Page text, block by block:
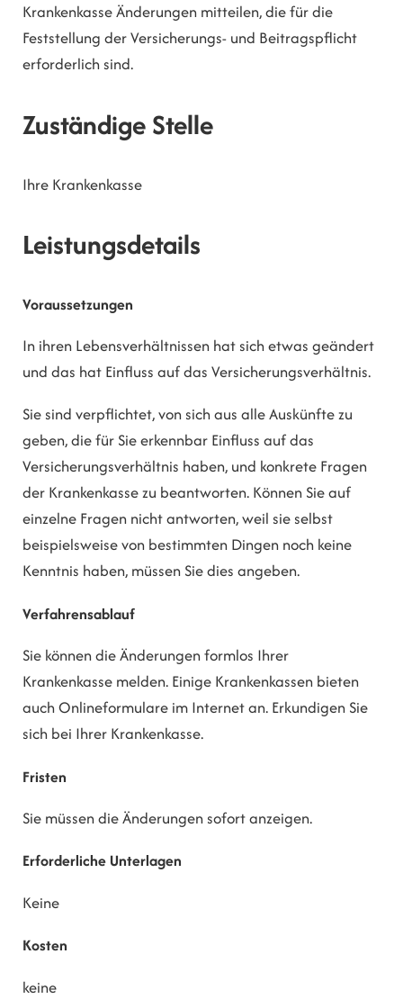
Krankenkasse Änderungen mitteilen, die für die
Feststellung der Versicherungs- und Beitragspflicht
erforderlich sind.
Zuständige Stelle
Ihre Krankenkasse
Leistungsdetails
Voraussetzungen
In ihren Lebensverhältnissen hat sich etwas geändert
und das hat Einfluss auf das Versicherungsverhältnis.
Sie sind verpflichtet, von sich aus alle Auskünfte zu
geben, die für Sie erkennbar Einfluss auf das
Versicherungsverhältnis haben, und konkrete Fragen
der Krankenkasse zu beantworten. Können Sie auf
einzelne Fragen nicht antworten, weil sie selbst
beispielsweise von bestimmten Dingen noch keine
Kenntnis haben, müssen Sie dies angeben.
Verfahrensablauf
Sie können die Änderungen formlos Ihrer
Krankenkasse melden. Einige Krankenkassen bieten
auch Onlineformulare im Internet an. Erkundigen Sie
sich bei Ihrer Krankenkasse.
Fristen
Sie müssen die Änderungen sofort anzeigen.
Erforderliche Unterlagen
Keine
Kosten
keine